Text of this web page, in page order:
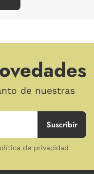
de nuestras
de privacidad